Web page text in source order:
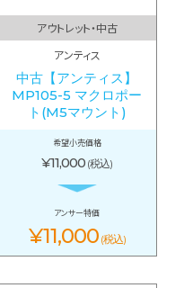
アウトレット・中古
アンティス
中古【アンティス】
MP105-5 マクロポー
ト(M5マウント)
希望小売価格
¥11,000 (税込)
アンサー特価
¥11,000 (税込)